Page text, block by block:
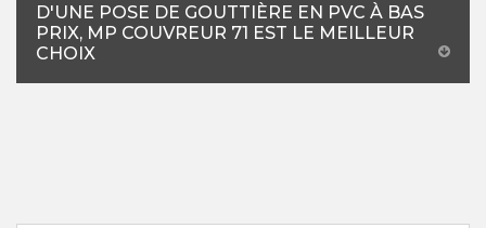
D'UNE POSE DE GOUTTIÈRE EN PVC À BAS
PRIX, MP COUVREUR 71 EST LE MEILLEUR
CHOIX